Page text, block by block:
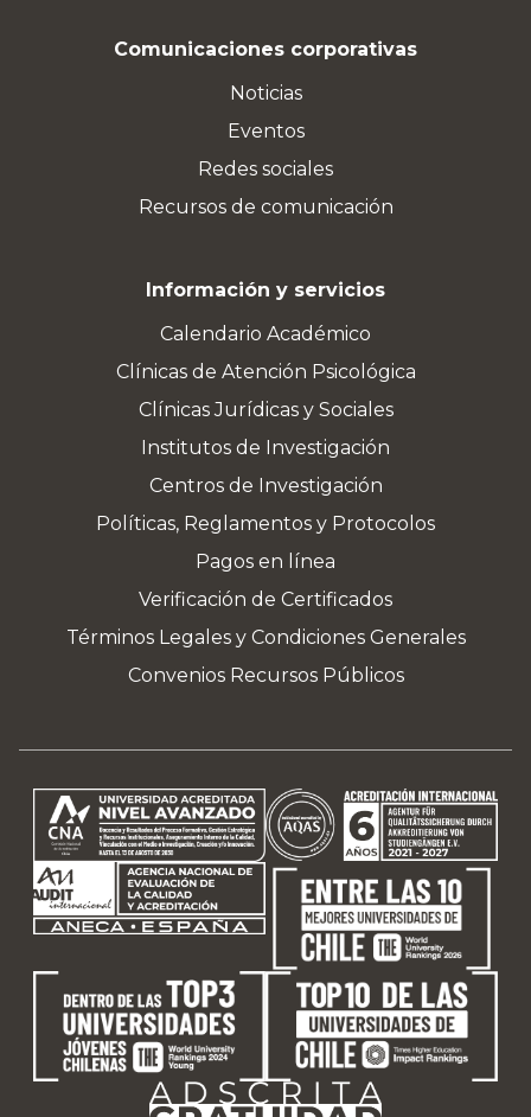
Comunicaciones corporativas
Noticias
Eventos
Redes sociales
Recursos de comunicación
Información y servicios
Calendario Académico
Clínicas de Atención Psicológica
Clínicas Jurídicas y Sociales
Institutos de Investigación
Centros de Investigación
Políticas, Reglamentos y Protocolos
Pagos en línea
Verificación de Certificados
Términos Legales y Condiciones Generales
Convenios Recursos Públicos